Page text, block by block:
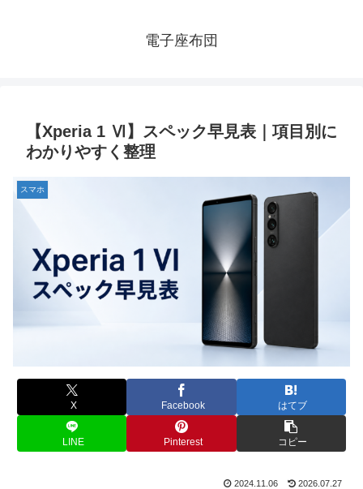
電子座布団
【Xperia 1 Ⅵ】スペック早見表｜項目別に
わかりやすく整理
スマホ
X Facebook はてブ
LINE Pinterest コピー
2024.11.06 2026.07.27